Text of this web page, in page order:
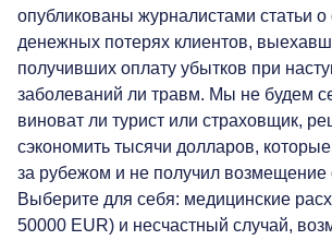
опубликованы журналистами статьи о
денежных потерях клиентов,
получивших оплату убытков при
заболеваний ли травм. Мы не будем
виноват ли турист или страховщик,
сэкономить тысячи долларов,
за рубежом и не получил возмещение
Выберите для себя: медицинские
50000 EUR) и несчастный случай,